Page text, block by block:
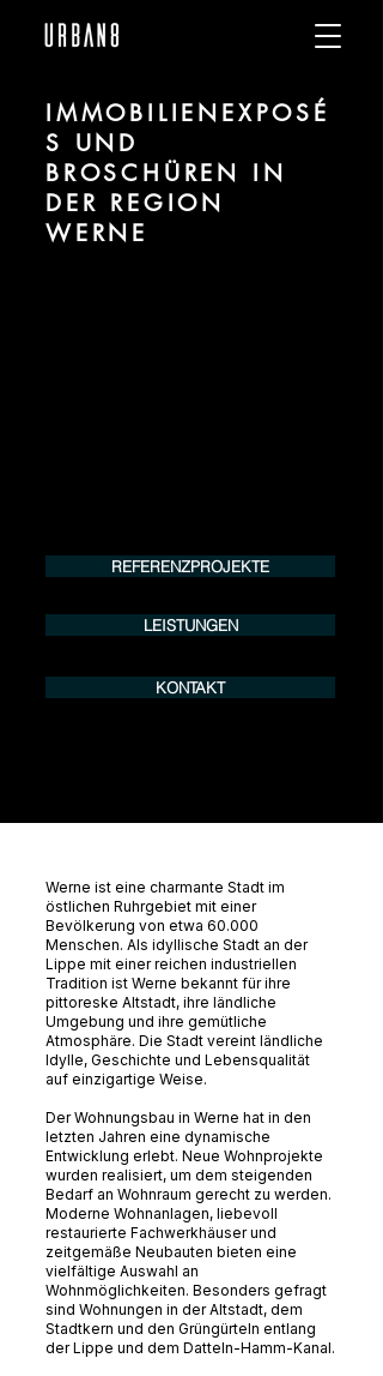
IMMOBILIENEXPOSÉ
S UND
BROSCHÜREN IN
DER REGION
WERNE
REFERENZPROJEKTE
LEISTUNGEN
KONTAKT
Werne ist eine charmante Stadt im
östlichen Ruhrgebiet mit einer
Bevölkerung von etwa 60.000
Menschen. Als idyllische Stadt an der
Lippe mit einer reichen industriellen
Tradition ist Werne bekannt für ihre
pittoreske Altstadt, ihre ländliche
Umgebung und ihre gemütliche
Atmosphäre. Die Stadt vereint ländliche
Idylle, Geschichte und Lebensqualität
auf einzigartige Weise.
Der Wohnungsbau in Werne hat in den
letzten Jahren eine dynamische
Entwicklung erlebt. Neue Wohnprojekte
wurden realisiert, um dem steigenden
Bedarf an Wohnraum gerecht zu werden.
Moderne Wohnanlagen, liebevoll
restaurierte Fachwerkhäuser und
zeitgemäße Neubauten bieten eine
vielfältige Auswahl an
Wohnmöglichkeiten. Besonders gefragt
sind Wohnungen in der Altstadt, dem
Stadtkern und den Grüngürteln entlang
der Lippe und dem Datteln-Hamm-Kanal.